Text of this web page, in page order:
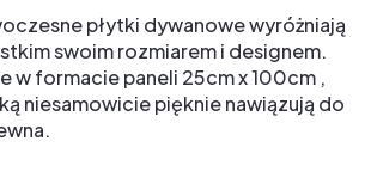
płytki dywanowe wyróżniają
swoim rozmiarem i designem.
w formacie paneli 25cm x 100cm ,
niesamowicie pięknie nawiązują do